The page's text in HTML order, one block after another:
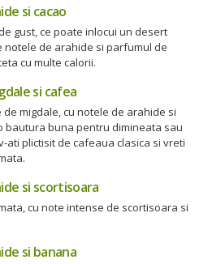
si cacao
gust, ce poate inlocui un desert
notele de arahide si parfumul de
cu multe calorii.
si cafea
migdale, cu notele de arahide si
bautura buna pentru dimineata sau
ati plictisit de cafeaua clasica si vreti
si scortisoara
cu note intense de scortisoara si
si banana